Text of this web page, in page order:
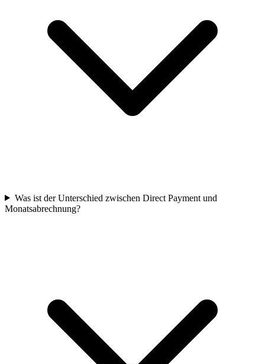
Was ist der Unterschied zwischen Direct Payment und
Monatsabrechnung?